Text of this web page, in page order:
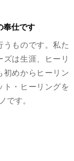
奉仕です
うものです。私た
は生涯、ヒーリ
初めからヒーリン
ト・ヒーリングを
です。